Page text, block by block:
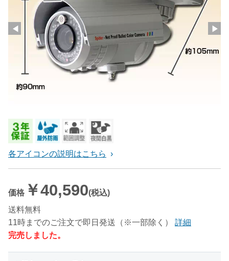
◀ ▶
各アイコンの説明はこちら
価格 ￥40,590(税込)
送料無料
11時までのご注文で即日発送（※一部除く）
詳細
完売しました。